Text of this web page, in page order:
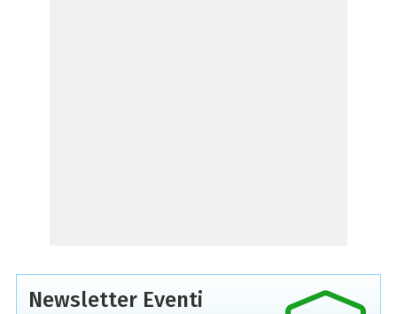
Newsletter Eventi